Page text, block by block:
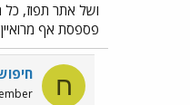
ושל אתר תפוז, כל
פספסת אף מרואיין
ח